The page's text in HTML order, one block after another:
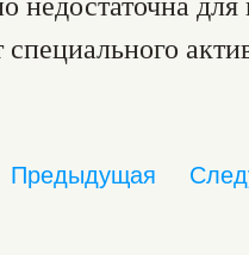
Предыдущая